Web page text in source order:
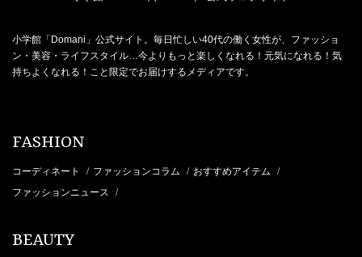
小学館「Domani」公式サイト。毎日忙しい40代の働く女性が、ファッショ
ン・美容・ライフスタイル…今よりもっと楽しくなれる！元気になれる！気
持ちよくなれる！こと限定でお届けするメディアです。
FASHION
コーディネート / ファッションコラム / おすすめアイテム /
ファッションニュース /
BEAUTY